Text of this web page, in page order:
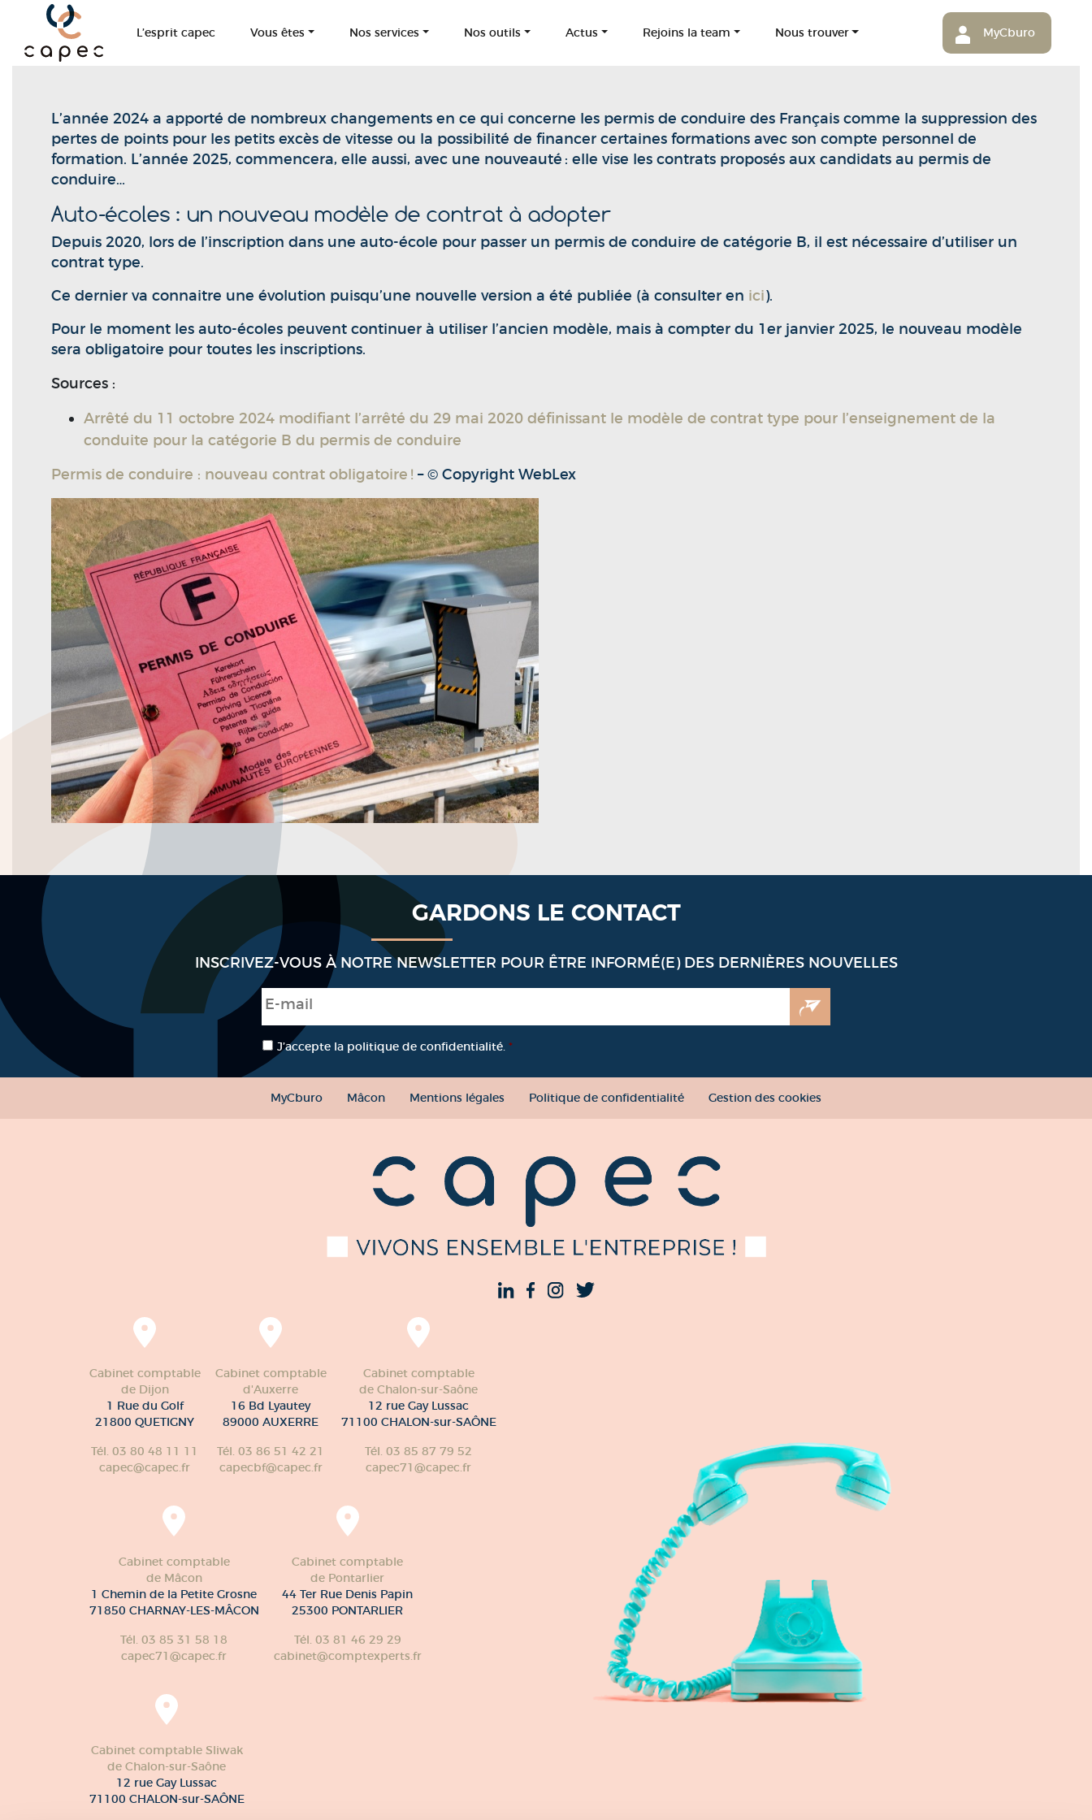
Panneau de gestion des cookies
L’esprit capec Vous êtes Nos services Nos outils Actus Rejoins la team Nous trouver MyCburo
L’année 2024 a apporté de nombreux changements en ce qui concerne les permis de conduire des Français comme la suppression des
pertes de points pour les petits excès de vitesse ou la possibilité de financer certaines formations avec son compte personnel de
formation. L’année 2025, commencera, elle aussi, avec une nouveauté : elle vise les contrats proposés aux candidats au permis de
conduire…
Auto-écoles : un nouveau modèle de contrat à adopter
Depuis 2020, lors de l’inscription dans une auto-école pour passer un permis de conduire de catégorie B, il est nécessaire d’utiliser un
contrat type.
Ce dernier va connaitre une évolution puisqu’une nouvelle version a été publiée (à consulter en ici).
Pour le moment les auto-écoles peuvent continuer à utiliser l’ancien modèle, mais à compter du 1er janvier 2025, le nouveau modèle
sera obligatoire pour toutes les inscriptions.
Sources :
Arrêté du 11 octobre 2024 modifiant l’arrêté du 29 mai 2020 définissant le modèle de contrat type pour l’enseignement de la
conduite pour la catégorie B du permis de conduire
Permis de conduire : nouveau contrat obligatoire ! – © Copyright WebLex
GARDONS LE CONTACT
INSCRIVEZ-VOUS À NOTRE NEWSLETTER POUR ÊTRE INFORMÉ(E) DES DERNIÈRES NOUVELLES
E-mail
RGPD *
J’accepte la politique de confidentialité. *
MyCburo Mâcon Mentions légales Politique de confidentialité Gestion des cookies
Cabinet comptable
de Dijon
1 Rue du Golf
21800 QUETIGNY
Tél. 03 80 48 11 11
capec@capec.fr
Cabinet comptable
d'Auxerre
16 Bd Lyautey
89000 AUXERRE
Tél. 03 86 51 42 21
capecbf@capec.fr
Cabinet comptable
de Chalon-sur-Saône
12 rue Gay Lussac
71100 CHALON-sur-SAÔNE
Tél. 03 85 87 79 52
capec71@capec.fr
Cabinet comptable
de Mâcon
1 Chemin de la Petite Grosne
71850 CHARNAY-LES-MÂCON
Tél. 03 85 31 58 18
capec71@capec.fr
Cabinet comptable
de Pontarlier
44 Ter Rue Denis Papin
25300 PONTARLIER
Tél. 03 81 46 29 29
cabinet@comptexperts.fr
Cabinet comptable Sliwak
de Chalon-sur-Saône
12 rue Gay Lussac
71100 CHALON-sur-SAÔNE